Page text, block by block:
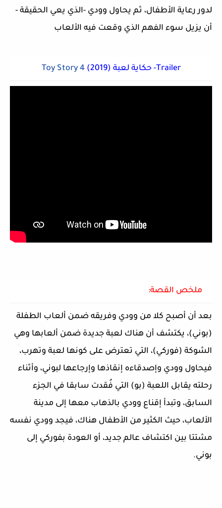
لدور رعاية الأطفال، ثم يحاول وودي -الذي يعي الحقيقة -
أن يزيل سوء الفهم الذي وقعت فيه الألعاب
Toy Story 4 (2019) حكاية لعبة -Trailer
ملخص القصة:
بعد أن أصبح كلا من وودي وفريقه ضمن ألعاب الطفلة
(بوني)، يكتشف أن هناك لعبة جديدة ضمن ألعابها وهي
الشوكة (فوركي)، التي تعترض على كونها لعبة وتهرب،
فيحاول وودي وإصدقاءه إنقاذها وإرجاعها لبوني، وأثناء
رحلته يقابل اللعبة (بو) التي فُقدت سابقا في الجزء
السابق، وتبدأ إقناع وودي بالذهاب معها إلى مدينة
الألعاب، حيث الكثير من الأطفال هناك، فيجد وودي نفسه
مشتتا بين اكتشاف عالم جديد، أو العودة بفوركي إلى
بوني.